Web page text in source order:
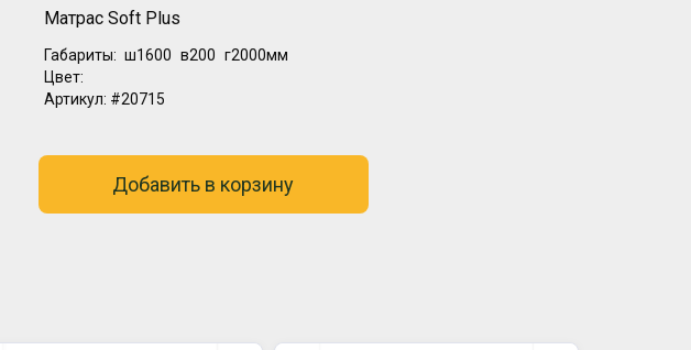
Матрас Soft Plus
Габариты: ш1600 в200 г2000мм
Цвет:
Артикул: #20715
Добавить в корзину